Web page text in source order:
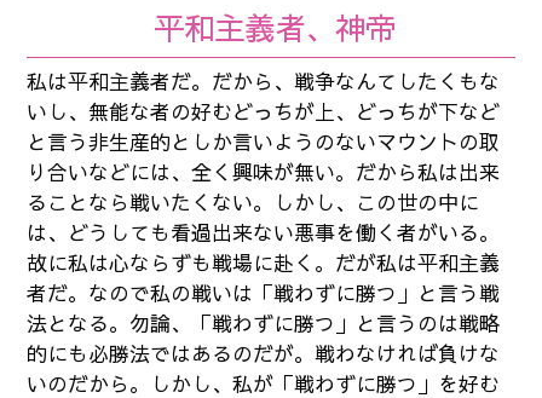
平和主義者、神帝
私は平和主義者だ。だから、戦争なんてしたくもな
いし、無能な者の好むどっちが上、どっちが下など
と言う非生産的としか言いようのないマウントの取
り合いなどには、全く興味が無い。だから私は出来
ることなら戦いたくない。しかし、この世の中に
は、どうしても看過出来ない悪事を働く者がいる。
故に私は心ならずも戦場に赴く。だが私は平和主義
者だ。なので私の戦いは「戦わずに勝つ」と言う戦
法となる。勿論、「戦わずに勝つ」と言うのは戦略
的にも必勝法ではあるのだが。戦わなければ負けな
いのだから。しかし、私が「戦わずに勝つ」を好む